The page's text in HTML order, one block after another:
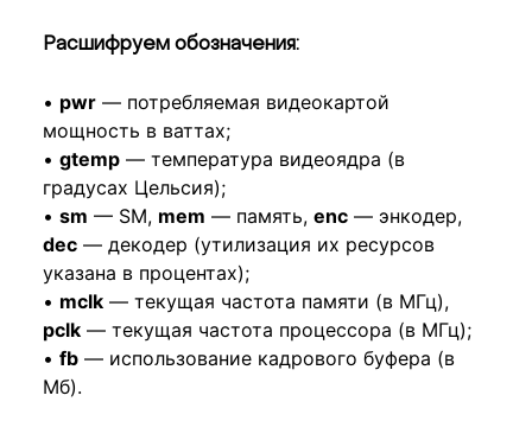
Расшифруем обозначения:
• pwr — потребляемая видеокартой
мощность в ваттах;
• gtemp — температура видеоядра (в
градусах Цельсия);
• sm — SM, mem — память, enc — энкодер,
dec — декодер (утилизация их ресурсов
указана в процентах);
• mclk — текущая частота памяти (в МГц),
pclk — текущая частота процессора (в МГц);
• fb — использование кадрового буфера (в
Мб).